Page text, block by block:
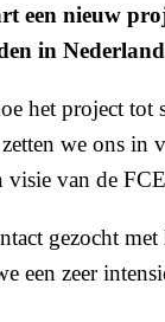
een nieuw
in
het project
we ons in
visie van de
gezocht
een zeer